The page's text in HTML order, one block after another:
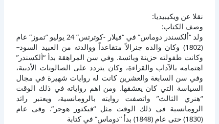
نقلا عن ويكيبيديا:
وصف الكتاب:
ولد “ألكسندر دوماس” في “فيلار -كوترتس” 24 يوليو “تموز” عام
(1802) وكان والده جنرالاً متقاعداً ووالدته من العبيد السود–
وكانت طفولته حزينة وبائسة. وفي سن المراهقة بدأ “ألكسندر”
اهتمامه بالآداب والقراءة، وكان يتردد على الصالونات الأدبية،
وفي سن السابعة والعشرين كانت له روايات شهيرة في مجال
السياسة التي كان يعشقها. ومن اهم رواياته في ذلك الوقت
“هنري الثالث” واتصفت روايته بالرومانسية، ويعتبر رائد
الرومانسية في ذلك الوقت مثل “فيكتور هوجر”. وفي عام
(1830) حتى عام (1848) بدأ “دوماس” في كتابة